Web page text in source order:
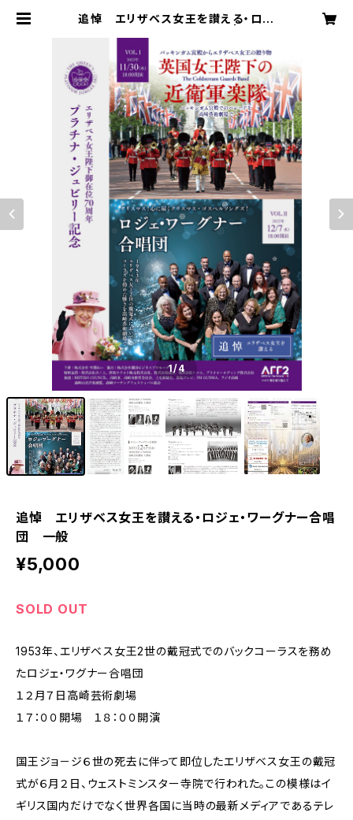
追悼 エリザベス女王を讃える・ロジ
1/4
追悼 エリザベス女王を讃える・ロジェ・ワーグナー合唱
団 一般
¥5,000
SOLD OUT
1953年、エリザベス女王2世の戴冠式でのバックコーラスを務め
たロジェ・ワグナー合唱団
１２月７日高崎芸術劇場
１７：００開場 １８：００開演
国王ジョ－ジ６世の死去に伴って即位したエリザベス女王の戴冠
式が６月２日、ウェストミンスター寺院で行われた。この模様はイ
ギリス国内だけでなく世界各国に当時の最新メディアであるテレ